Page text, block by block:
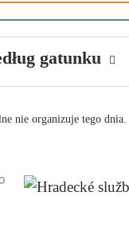
gatunku
nie organizuje tego dnia.